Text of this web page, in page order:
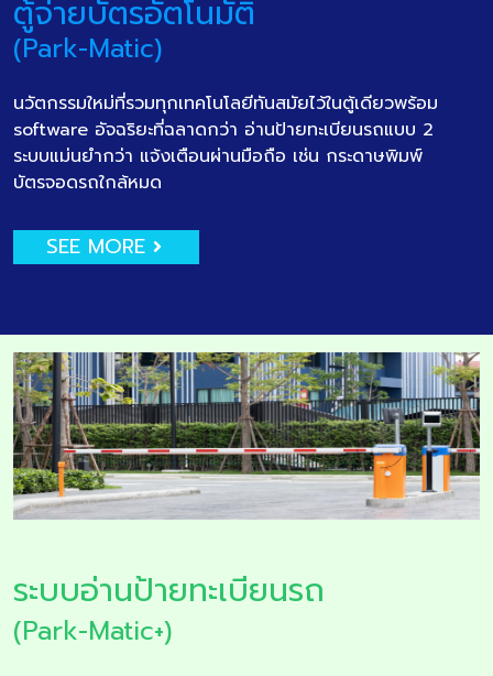
ตู้จ่ายบัตรอัตโนมัติ
(Park-Matic)
นวัตกรรมใหม่ที่รวมทุกเทคโนโลยีทันสมัยไว้ในตู้เดียวพร้อม
software อัจฉริยะที่ฉลาดกว่า อ่านป้ายทะเบียนรถแบบ 2
ระบบแม่นยำกว่า แจ้งเตือนผ่านมือถือ เช่น กระดาษพิมพ์
บัตรจอดรถใกล้หมด
SEE MORE
ระบบอ่านป้ายทะเบียนรถ
(Park-Matic+)